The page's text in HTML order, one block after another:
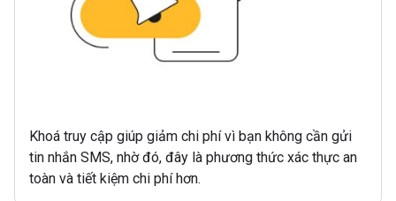
Khoá truy cập giúp giảm chi phí vì bạn không cần gửi
tin nhắn SMS, nhờ đó, đây là phương thức xác thực an
toàn và tiết kiệm chi phí hơn.